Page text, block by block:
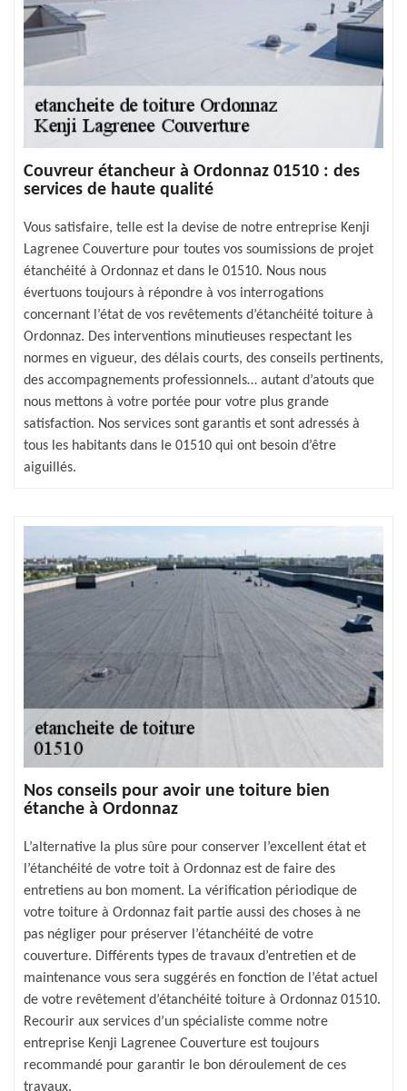
Couvreur étancheur à Ordonnaz 01510 : des
services de haute qualité
Vous satisfaire, telle est la devise de notre entreprise Kenji
Lagrenee Couverture pour toutes vos soumissions de projet
étanchéité à Ordonnaz et dans le 01510. Nous nous
évertuons toujours à répondre à vos interrogations
concernant l’état de vos revêtements d’étanchéité toiture à
Ordonnaz. Des interventions minutieuses respectant les
normes en vigueur, des délais courts, des conseils pertinents,
des accompagnements professionnels… autant d’atouts que
nous mettons à votre portée pour votre plus grande
satisfaction. Nos services sont garantis et sont adressés à
tous les habitants dans le 01510 qui ont besoin d’être
aiguillés.
Nos conseils pour avoir une toiture bien
étanche à Ordonnaz
L’alternative la plus sûre pour conserver l’excellent état et
l’étanchéité de votre toit à Ordonnaz est de faire des
entretiens au bon moment. La vérification périodique de
votre toiture à Ordonnaz fait partie aussi des choses à ne
pas négliger pour préserver l’étanchéité de votre
couverture. Différents types de travaux d’entretien et de
maintenance vous sera suggérés en fonction de l’état actuel
de votre revêtement d’étanchéité toiture à Ordonnaz 01510.
Recourir aux services d’un spécialiste comme notre
entreprise Kenji Lagrenee Couverture est toujours
recommandé pour garantir le bon déroulement de ces
travaux.